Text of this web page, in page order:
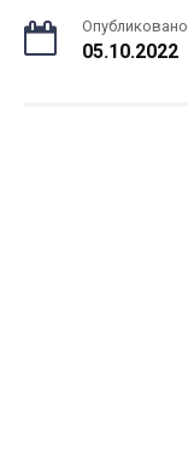
Опубликовано
05.10.2022